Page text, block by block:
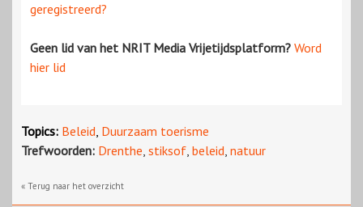
geregistreerd?
Geen lid van het NRIT Media Vrijetijdsplatform? Word
hier lid
Topics: Beleid, Duurzaam toerisme
Trefwoorden: Drenthe, stiksof, beleid, natuur
« Terug naar het overzicht